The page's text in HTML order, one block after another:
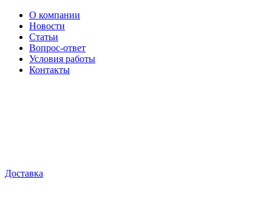
О компании
Новости
Статьи
Вопрос-ответ
Условия работы
Контакты
Доставка